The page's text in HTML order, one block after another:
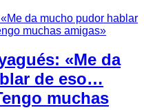
«Me da
de eso…
muchas